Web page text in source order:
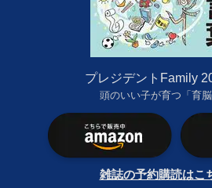
プレジデントFamily
頭のいい子が育つ「育
雑誌の予約購読はこ